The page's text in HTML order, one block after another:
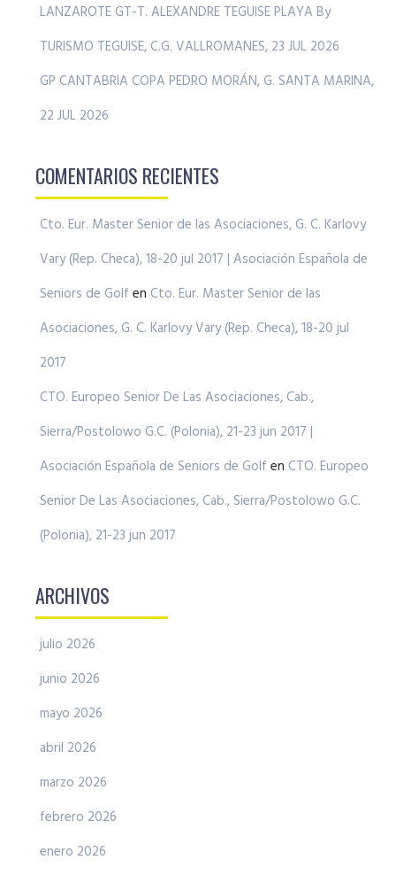
LANZAROTE GT-T. ALEXANDRE TEGUISE PLAYA By
TURISMO TEGUISE, C.G. VALLROMANES, 23 JUL 2026
GP CANTABRIA COPA PEDRO MORÁN, G. SANTA MARINA,
22 JUL 2026
COMENTARIOS RECIENTES
Cto. Eur. Master Senior de las Asociaciones, G. C. Karlovy
Vary (Rep. Checa), 18-20 jul 2017 | Asociación Española de
Seniors de Golf en Cto. Eur. Master Senior de las
Asociaciones, G. C. Karlovy Vary (Rep. Checa), 18-20 jul
2017
CTO. Europeo Senior De Las Asociaciones, Cab.,
Sierra/Postolowo G.C. (Polonia), 21-23 jun 2017 |
Asociación Española de Seniors de Golf en CTO. Europeo
Senior De Las Asociaciones, Cab., Sierra/Postolowo G.C.
(Polonia), 21-23 jun 2017
ARCHIVOS
julio 2026
junio 2026
mayo 2026
abril 2026
marzo 2026
febrero 2026
enero 2026